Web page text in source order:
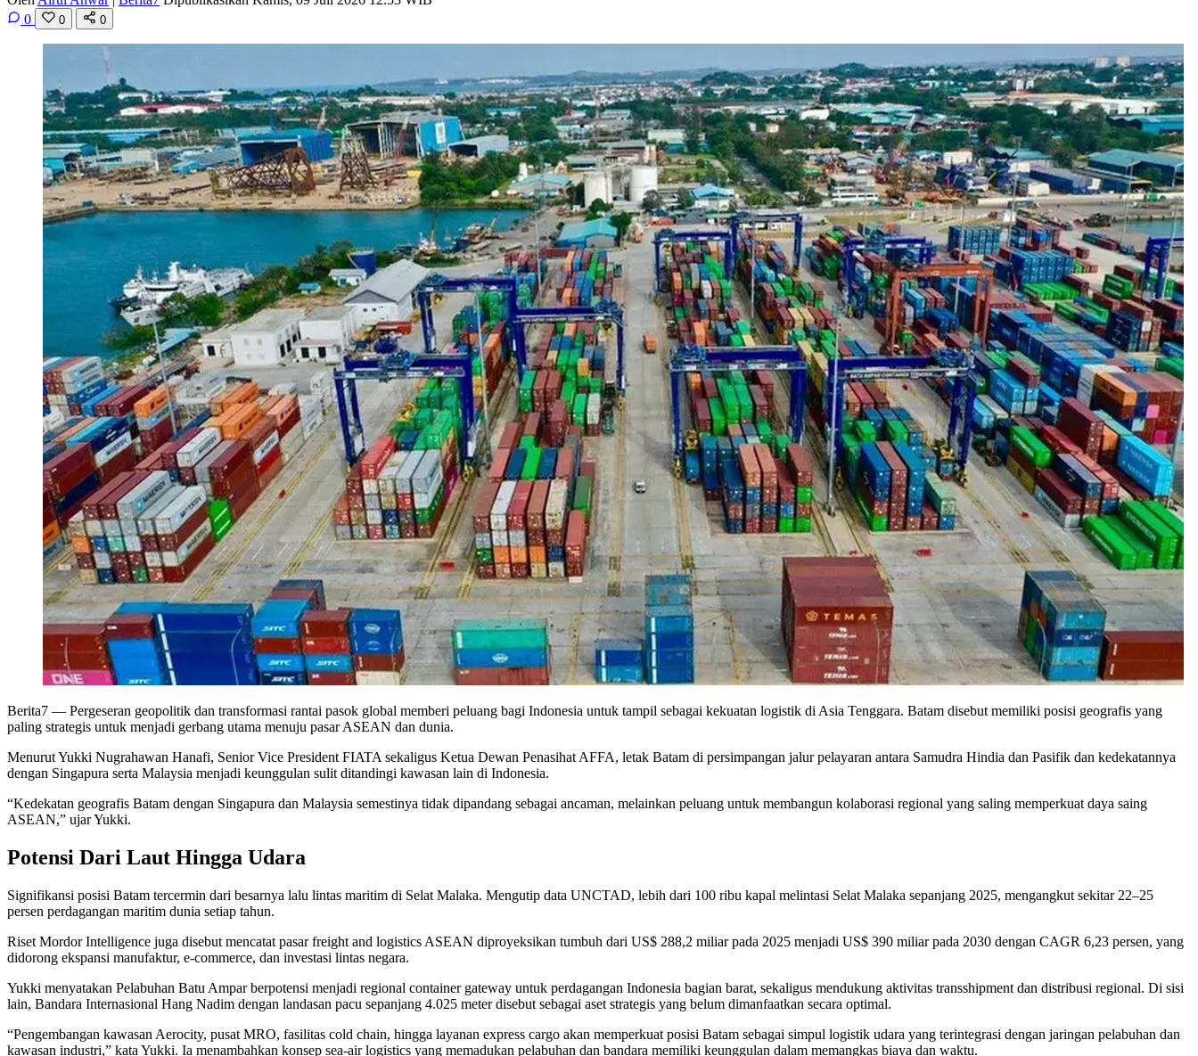
0
0 0
Berita7 — Pergeseran geopolitik dan transformasi rantai pasok global memberi peluang bagi Indonesia untuk tampil sebagai kekuatan logistik di Asia Tenggara. Batam disebut memiliki posisi geografis yang
paling strategis untuk menjadi gerbang utama menuju pasar ASEAN dan dunia.
Menurut Yukki Nugrahawan Hanafi, Senior Vice President FIATA sekaligus Ketua Dewan Penasihat AFFA, letak Batam di persimpangan jalur pelayaran antara Samudra Hindia dan Pasifik dan kedekatannya
dengan Singapura serta Malaysia menjadi keunggulan sulit ditandingi kawasan lain di Indonesia.
“Kedekatan geografis Batam dengan Singapura dan Malaysia semestinya tidak dipandang sebagai ancaman, melainkan peluang untuk membangun kolaborasi regional yang saling memperkuat daya saing
ASEAN,” ujar Yukki.
Potensi Dari Laut Hingga Udara
Signifikansi posisi Batam tercermin dari besarnya lalu lintas maritim di Selat Malaka. Mengutip data UNCTAD, lebih dari 100 ribu kapal melintasi Selat Malaka sepanjang 2025, mengangkut sekitar 22–25
persen perdagangan maritim dunia setiap tahun.
Riset Mordor Intelligence juga disebut mencatat pasar freight and logistics ASEAN diproyeksikan tumbuh dari US$ 288,2 miliar pada 2025 menjadi US$ 390 miliar pada 2030 dengan CAGR 6,23 persen, yang
didorong ekspansi manufaktur, e-commerce, dan investasi lintas negara.
Yukki menyatakan Pelabuhan Batu Ampar berpotensi menjadi regional container gateway untuk perdagangan Indonesia bagian barat, sekaligus mendukung aktivitas transshipment dan distribusi regional. Di sisi
lain, Bandara Internasional Hang Nadim dengan landasan pacu sepanjang 4.025 meter disebut sebagai aset strategis yang belum dimanfaatkan secara optimal.
“Pengembangan kawasan Aerocity, pusat MRO, fasilitas cold chain, hingga layanan express cargo akan memperkuat posisi Batam sebagai simpul logistik udara yang terintegrasi dengan jaringan pelabuhan dan
kawasan industri,” kata Yukki. Ia menambahkan konsep sea-air logistics yang memadukan pelabuhan dan bandara memiliki keunggulan dalam memangkas biaya dan waktu.